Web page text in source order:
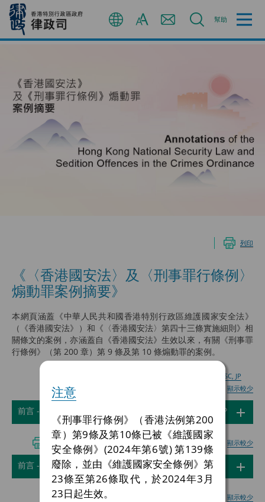
內
繁
EN
A
A
幫助
列印
《〈香港國安法〉及〈刑事罪行條例〉
煽動罪案例摘要》
本網頁涵蓋《中華人民共和國香港特別行政區維護國家安全法》
（《香港國安法》）和《〈香港國安法〉第四十三條實施細則》相
關條文的案例，亦涵蓋自《香港國安法》生效以來，有關《刑事罪
行條例》（第 200 章）第 9 條及第 10 條煽動罪的案例。
列印 前言 - 香港特別行政區政府律政司司長林定國, SBS, SC, JP
顯示較少
前言 - 香港特別行政區政府律政司司長林定國, SBS, SC, JP
列印 前言 - 陳弘毅教授, GBS, JP 顯示更多 顯示較少
前言 - 陳弘毅教授, GBS, JP
顯示較少
注意
《刑事罪⾏條例》（香港法例第200
章）第9條及第10條已被《維護國家
安全條例》(2024年第6號) 第139條
廢除，並由《維護國家安全條例》第
23條至第26條取代，於2024年3月
23日起生效。